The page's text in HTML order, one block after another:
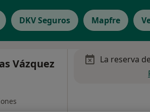
DKV Seguros Mapfre
Vázquez
La reserva